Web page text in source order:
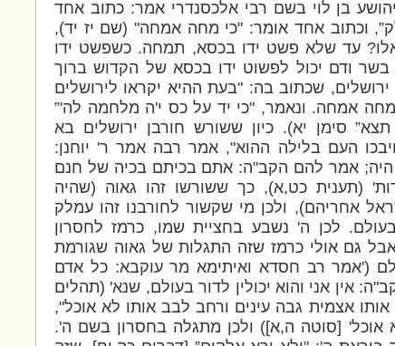
בן לוי בשם רבי אלכסנדרי אמר: כתוב אחד
וכתוב אחד אומר: "כי מחה אמחה" (שם יז יד),
אלו? עד שלא פשט ידו בכסא, תמחה. כשפשט ידו
ודם יכול לפשוט ידו בכסא של הקדוש ברוך
שכתוב בה: "בעת ההיא יקראו לירושלים
מחה אמחה. ונאמר, "כי יד על כס י'ה מלחמה לה'”
סימן יא). כיון ששורש חורבן ירושלים בא
העם בלילה ההוא", אמר רבה אמר ר' יוחנן:
היה; אמר להם הקב"ה: אתם בכיתם בכיה של חנם
(תענית כט,א), כך ששורשו זהו גאוה (שהיה
אחריהם), ולכן מי שקשור לחורבנו זהו עמלק
לכן ה' נשבע בחציית שמו, כרמז לחסרון
גם אולי כרמז שזה התגלות של גאוה שגורמת
('אמר רב חסדא ואיתימא מר עוקבא: כל אדם
אין אני והוא יכולין לדור בעולם, שנא' (תהלים
אצמית גבה עינים ורחב לבב אותו לא אוכל",
אוכל' [סוטה ה,א]) ולכן מתגלה בחסרון בשם ה'.